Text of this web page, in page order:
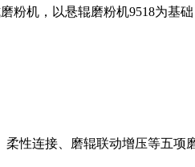
机，以悬辊磨粉机9518为基
性连接、磨辊联动增压等五项